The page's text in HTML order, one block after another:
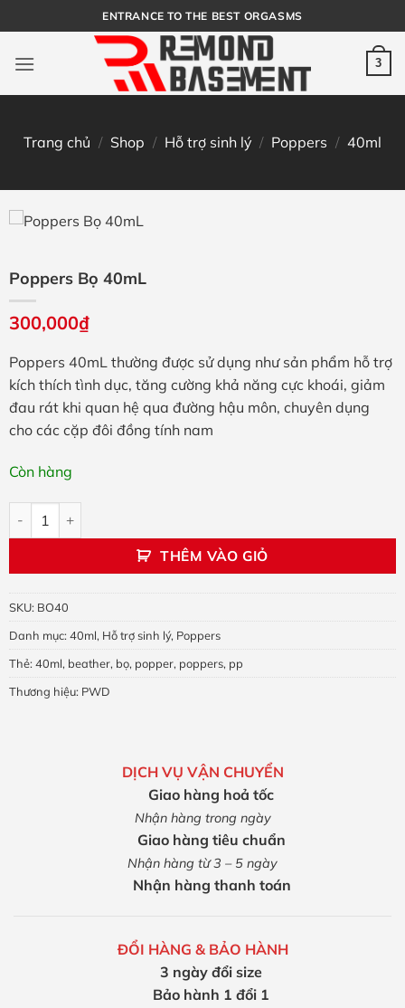
qua
nội
ENTRANCE TO THE BEST ORGASMS
3
Trang chủ / Shop / Hỗ trợ sinh lý / Poppers / 40ml
Poppers Bọ 40mL
300,000₫
Poppers 40mL thường được sử dụng như sản phẩm hỗ trợ
kích thích tình dục, tăng cường khả năng cực khoái, giảm
đau rát khi quan hệ qua đường hậu môn, chuyên dụng
cho các cặp đôi đồng tính nam
Còn hàng
Poppers Bọ 40mL số lượng
THÊM VÀO GIỎ
SKU: BO40
Danh mục: 40ml, Hỗ trợ sinh lý, Poppers
Thẻ: 40ml, beather, bọ, popper, poppers, pp
Thương hiệu: PWD
DỊCH VỤ VẬN CHUYỂN
Giao hàng hoả tốc
Nhận hàng trong ngày
Giao hàng tiêu chuẩn
Nhận hàng từ 3 – 5 ngày
Nhận hàng thanh toán
ĐỔI HÀNG & BẢO HÀNH
3 ngày đổi size
Bảo hành 1 đổi 1